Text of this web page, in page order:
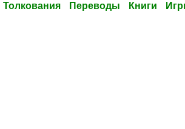
Толкования Переводы Книги